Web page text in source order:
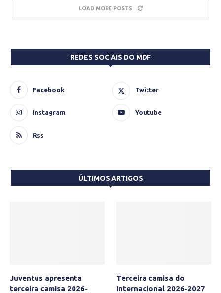
LOAD MORE POSTS
REDES SOCIAIS DO MDF
Facebook Twitter
Instagram Youtube
Rss
ÚLTIMOS ARTIGOS
Juventus apresenta
terceira camisa 2026-
Terceira camisa do
Internacional 2026-2027